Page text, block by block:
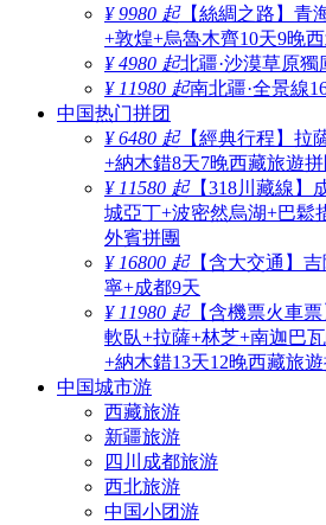
¥ 9980 起【絲綢之路】青
+敦煌+烏魯木齊10天9晚
¥ 4980 起北疆·沙漠草原獨
¥ 11980 起南北疆·全景線
中国热门拼团
¥ 6480 起【經典行程】拉
+納木錯8天7晚西藏旅遊拼
¥ 11580 起【318川藏線】
城亞丁+波密然烏湖+巴鬆
外賓拼團
¥ 16800 起【含大交通】
寧+成都9天
¥ 11980 起【含機票火車
軟臥+拉薩+林芝+南迦巴
+納木錯13天12晚西藏旅
中国城市游
西藏旅游
新疆旅游
四川成都旅游
西北旅游
中国小团游